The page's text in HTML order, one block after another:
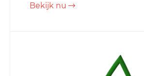
Bekijk nu